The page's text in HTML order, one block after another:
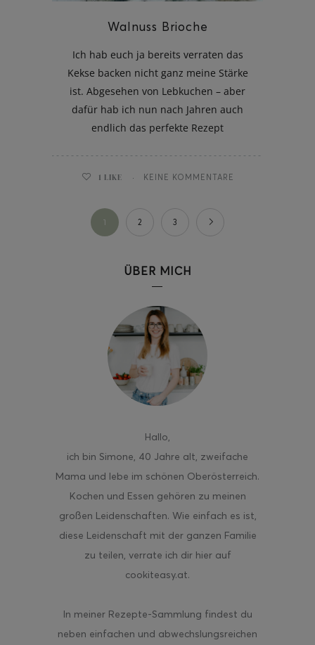
Walnuss Brioche
Ich hab euch ja bereits verraten das
Kekse backen nicht ganz meine Stärke
ist. Abgesehen von Lebkuchen – aber
dafür hab ich nun nach Jahren auch
endlich das perfekte Rezept
1 LIKE KEINE KOMMENTARE
1 2 3
ÜBER MICH
Hallo,
ich bin Simone, 40 Jahre alt, zweifache
Mama und lebe im schönen Oberösterreich.
Kochen und Essen gehören zu meinen
großen Leidenschaften. Wie einfach es ist,
diese Leidenschaft mit der ganzen Familie
zu teilen, verrate ich dir hier auf
cookiteasy.at.
In meiner Rezepte-Sammlung findest du
neben einfachen und abwechslungsreichen